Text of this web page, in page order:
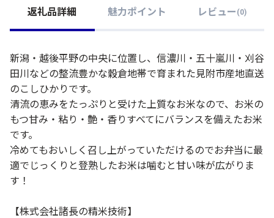
返礼品詳細 魅力ポイント レビュー (0)
新潟・越後平野の中央に位置し、信濃川・五十嵐川・刈谷
田川などの整流豊かな穀倉地帯で育まれた見附市産地直送
のこしひかりです。
清流の恵みをたっぷりと受けた上質なお米なので、お米の
もつ甘み・粘り・艶・香りすべてにバランスを備えたお米
です。
冷めてもおいしく召し上がっていただけるのでお弁当に最
適でじっくりと登熟したお米は噛むと甘い味が広がりま
す！
【株式会社諸長の精米技術】